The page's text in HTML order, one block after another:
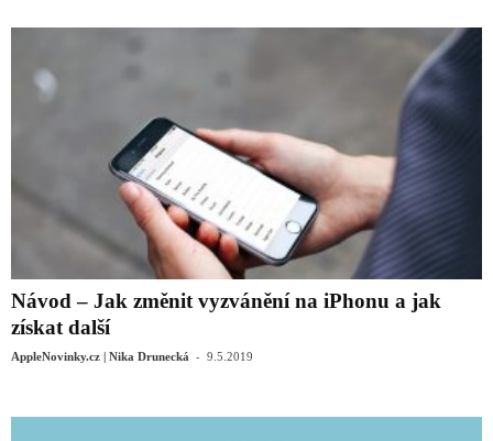
Návod – Jak změnit vyzvánění na iPhonu a jak
získat další
AppleNovinky.cz | Nika Drunecká - 9.5.2019